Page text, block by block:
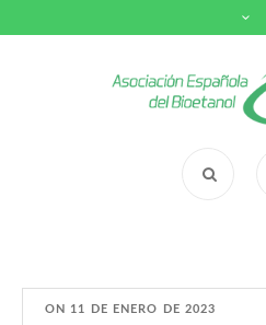
ON 11 DE ENERO DE 2023